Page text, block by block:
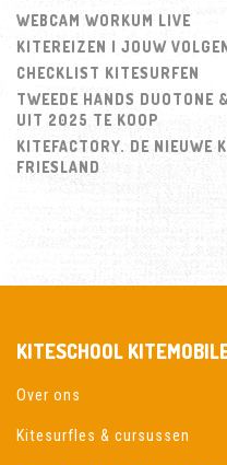
WEBCAM WORKUM LIVE
KITEREIZEN | JOUW
CHECKLIST KITESURFEN
TWEEDE HANDS DUOTONE
UIT 2025 TE KOOP
KITEFACTORY. DE NIEUWE
FRIESLAND
KITESCHOOL
Over ons
Kitesurfles & cursussen